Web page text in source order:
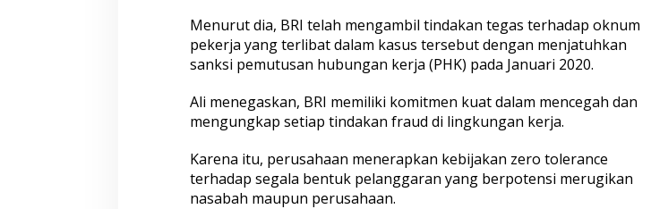
a
Menurut dia, BRI telah mengambil tindakan tegas terhadap oknum
pekerja yang terlibat dalam kasus tersebut dengan menjatuhkan
sanksi pemutusan hubungan kerja (PHK) pada Januari 2020.
Ali menegaskan, BRI memiliki komitmen kuat dalam mencegah dan
mengungkap setiap tindakan fraud di lingkungan kerja.
Karena itu, perusahaan menerapkan kebijakan zero tolerance
terhadap segala bentuk pelanggaran yang berpotensi merugikan
nasabah maupun perusahaan.